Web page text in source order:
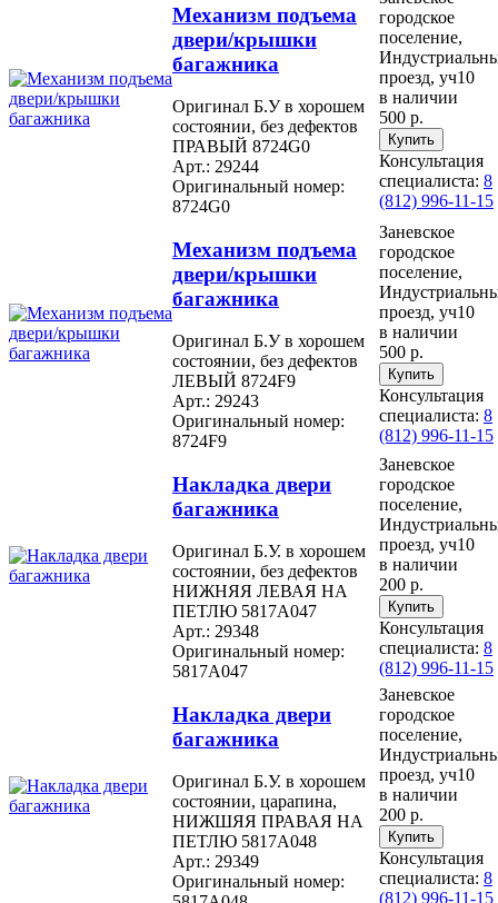
Механизм подъема
двери/крышки
багажника
Оригинал Б.У в хорошем
состоянии, без дефектов
ПРАВЫЙ 8724G0
Арт.: 29244
Оригинальный номер:
8724G0
городское
поселение,
проезд, уч10
в наличии
500 р.
Консультация
специалиста: 8
(812) 996-11-15
Механизм подъема
двери/крышки
багажника
Оригинал Б.У в хорошем
состоянии, без дефектов
ЛЕВЫЙ 8724F9
Арт.: 29243
Оригинальный номер:
8724F9
Заневское
городское
поселение,
проезд, уч10
в наличии
500 р.
Консультация
специалиста: 8
(812) 996-11-15
Накладка двери
багажника
Оригинал Б.У. в хорошем
состоянии, без дефектов
НИЖНЯЯ ЛЕВАЯ НА
ПЕТЛЮ 5817A047
Арт.: 29348
Оригинальный номер:
5817A047
Заневское
городское
поселение,
проезд, уч10
в наличии
200 р.
Консультация
специалиста: 8
(812) 996-11-15
Накладка двери
багажника
Оригинал Б.У. в хорошем
состоянии, царапина,
НИЖШЯЯ ПРАВАЯ НА
ПЕТЛЮ 5817A048
Арт.: 29349
Оригинальный номер:
Заневское
городское
поселение,
проезд, уч10
в наличии
200 р.
Консультация
специалиста: 8
(812) 996-11-15